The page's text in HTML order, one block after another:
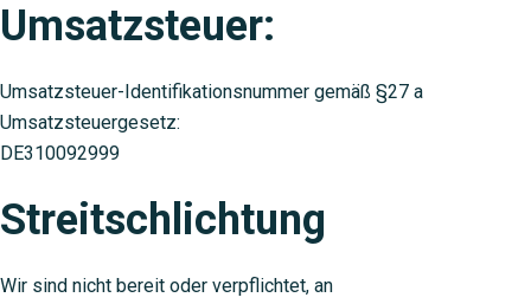
Umsatzsteuer:
Umsatzsteuer-Identifikationsnummer gemäß §27 a
Umsatzsteuergesetz:
DE310092999
Streitschlichtung
Wir sind nicht bereit oder verpflichtet, an